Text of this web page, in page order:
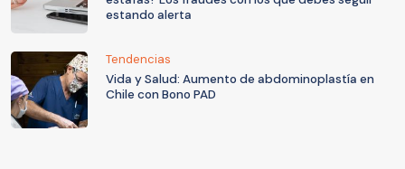
estando alerta
Tendencias
Vida y Salud: Aumento de abdominoplastía en
Chile con Bono PAD